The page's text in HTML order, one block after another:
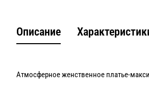
Описание
Атмосферное женственное платье-